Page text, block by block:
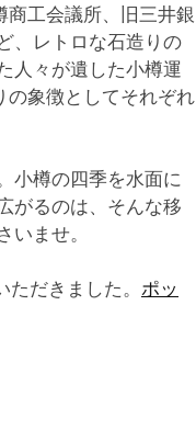
工会議所、旧三井銀
、レトロな石造りの
人々が遺した小樽運
の象徴としてそれぞれ
小樽の四季を水面に
がるのは、そんな移
いませ。
だきました。 ポッ